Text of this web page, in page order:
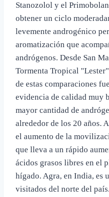
Stanozolol y el
obtener un ciclo
levemente androgénico
aromatización que
andrógenos. Desde San
Tormenta Tropical
de estas comparaciones
evidencia de calidad muy
mayor cantidad de
alrededor de los 20 años.
el aumento de la
que lleva a un rápido
ácidos grasos libres en el
hígado. Agra, en India, es
visitados del norte del